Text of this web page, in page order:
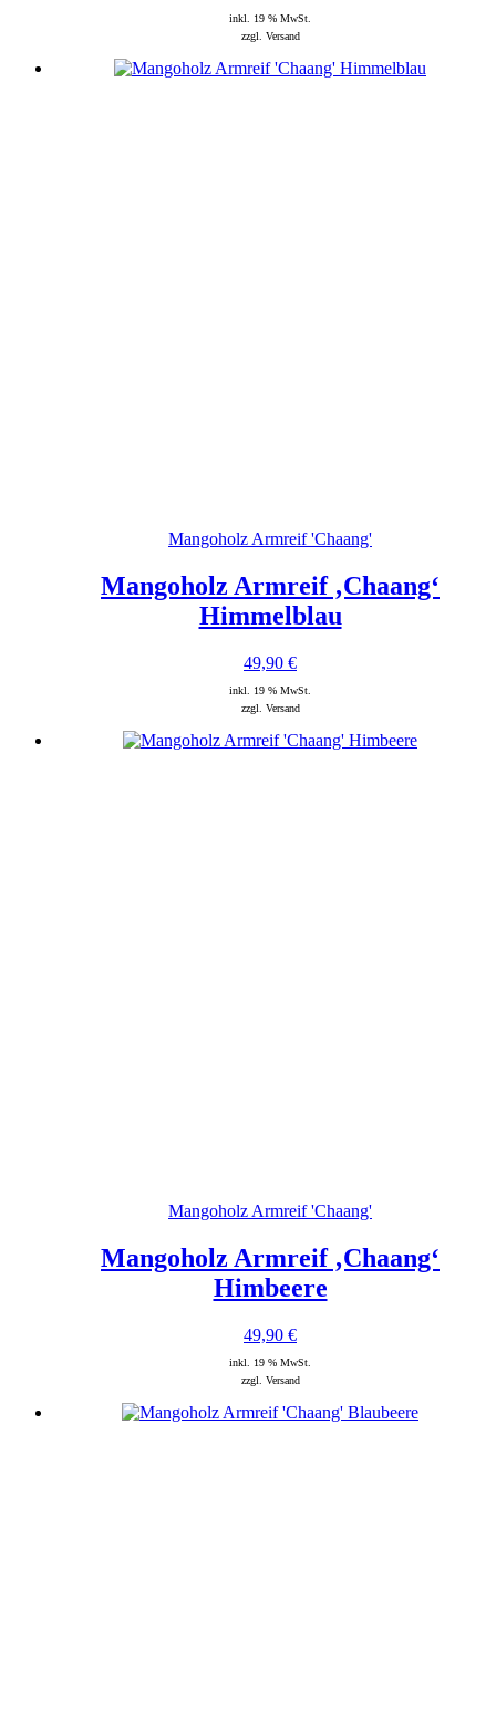
inkl. 19 % MwSt.
zzgl. Versand
Mangoholz Armreif 'Chaang'
Mangoholz Armreif ‚Chaang‘
Himmelblau
49,90 €
inkl. 19 % MwSt.
zzgl. Versand
Mangoholz Armreif 'Chaang'
Mangoholz Armreif ‚Chaang‘
Himbeere
49,90 €
inkl. 19 % MwSt.
zzgl. Versand